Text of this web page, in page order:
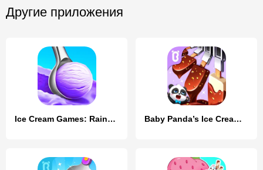
Другие приложения
Ice Cream Games: Rainbow Maker Baby Panda’s Ice Cream Shop